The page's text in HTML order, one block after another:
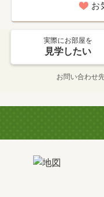
お
実際にお部屋を
見学したい
お問い合わせ